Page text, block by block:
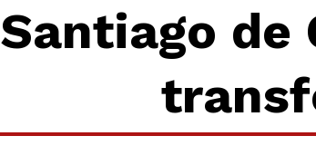
Santiago de